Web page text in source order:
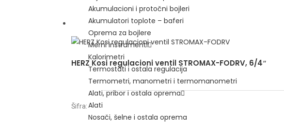
Akumulacioni i protočni bojleri
Akumulatori toplote – baferi
Oprema za bojlere
Merni instrumenti
Kalorimetri
Termostati i ostala regulacija
Termometri, manometri i termomanometri
Alati, pribor i ostala oprema
Alati
Nosači, šelne i ostala oprema
HERZ Kosi regulacioni ventil STROMAX-FODRV, 6/4″
Šifra: